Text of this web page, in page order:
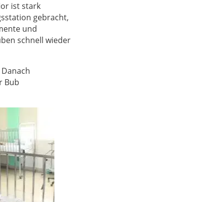
ist stark
gebracht,
und
schnell wieder
Bub